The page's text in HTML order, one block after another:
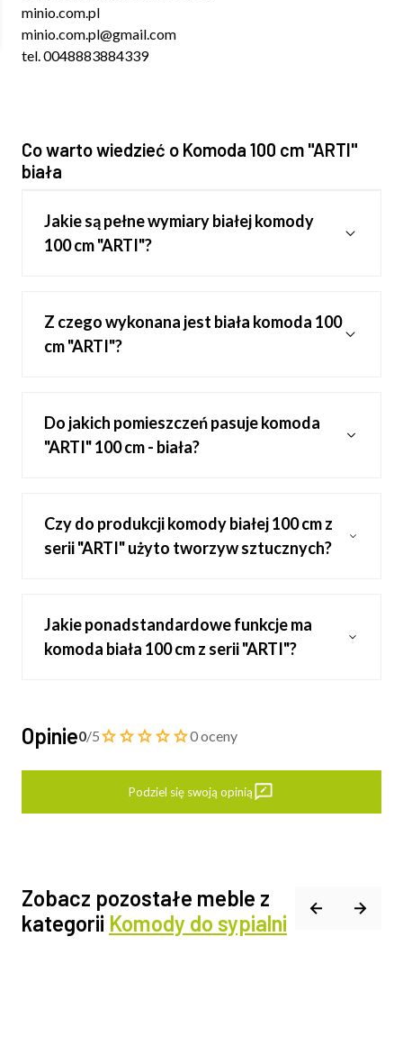
minio.com.pl
minio.com.pl@gmail.com
tel. 0048883884339
Co warto wiedzieć o Komoda 100 cm "ARTI"
biała
Jakie są pełne wymiary białej komody
100 cm "ARTI"?
Z czego wykonana jest biała komoda 100
cm "ARTI"?
Do jakich pomieszczeń pasuje komoda
"ARTI" 100 cm - biała?
Czy do produkcji komody białej 100 cm z
serii "ARTI" użyto tworzyw sztucznych?
Jakie ponadstandardowe funkcje ma
komoda biała 100 cm z serii "ARTI"?
Opinie0/5 0 oceny
Podziel się swoją opinią
Zobacz pozostałe meble z
kategorii Komody do sypialni